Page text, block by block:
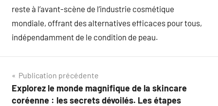
reste à l’avant-scène de l’industrie cosmétique
mondiale, offrant des alternatives efficaces pour tous,
indépendamment de le condition de peau.
Navigation
de
Publication précédente
Explorez le monde magnifique de la skincare
coréenne : les secrets dévoilés. Les étapes